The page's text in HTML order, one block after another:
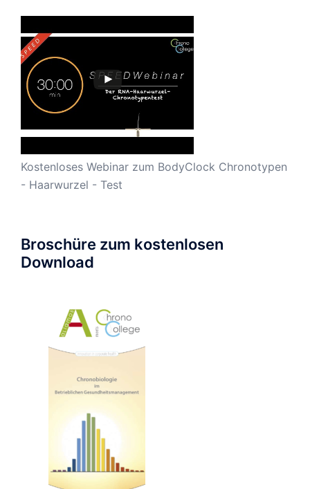
Kostenloses Webinar zum BodyClock Chronotypen
- Haarwurzel - Test
Broschüre zum kostenlosen
Download